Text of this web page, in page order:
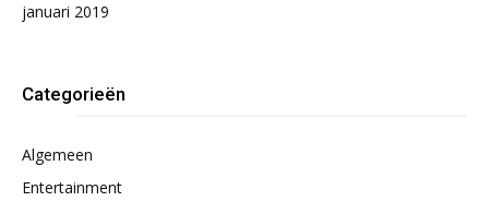
januari 2019
Categorieën
Algemeen
Entertainment